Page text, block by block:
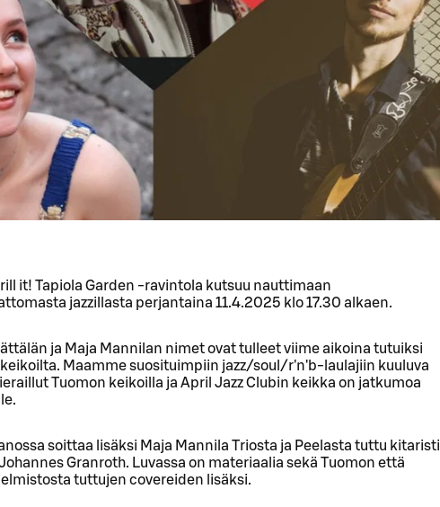
it! Tapiola Garden -ravintola kutsuu nauttimaan
jazzillasta perjantaina 11.4.2025 klo 17.30 alkaen.
ja Maja Mannilan nimet ovat tulleet viime aikoina tutuiksi
Maamme suosituimpiin jazz/soul/r'n'b-laulajiin kuuluva
Tuomon keikoilla ja April Jazz Clubin keikka on jatkumoa
soittaa lisäksi Maja Mannila Triosta ja Peelasta tuttu kitaristi
Granroth. Luvassa on materiaalia sekä Tuomon että
tuttujen covereiden lisäksi.